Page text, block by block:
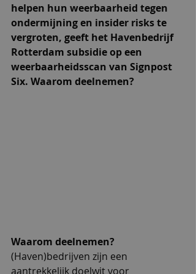
helpen hun weerbaarheid tegen
ondermijning en insider risks te
vergroten, geeft het Havenbedrijf
Rotterdam subsidie op een
weerbaarheidsscan van Signpost
Six. Waarom deelnemen?
Waarom deelnemen?
(Haven)bedrijven zijn een
aantrekkelijk doelwit voor